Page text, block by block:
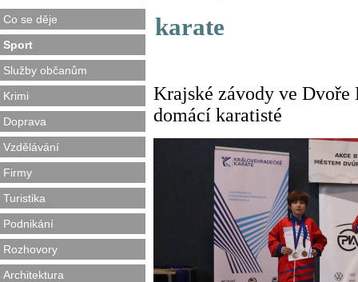
Co se děje
Sport
Služby občanům
Krimi
Doprava
Vzdělávání
Firmy
Turistika
Podnikání
Rozhovory
Architektura
karate
Krajské závody ve
domácí karatisté